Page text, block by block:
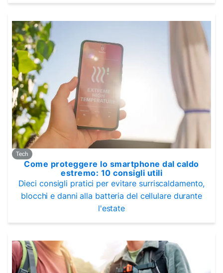
Tech
Come proteggere lo smartphone dal caldo
estremo: 10 consigli utili
Dieci consigli pratici per evitare surriscaldamento,
blocchi e danni alla batteria del cellulare durante
l'estate